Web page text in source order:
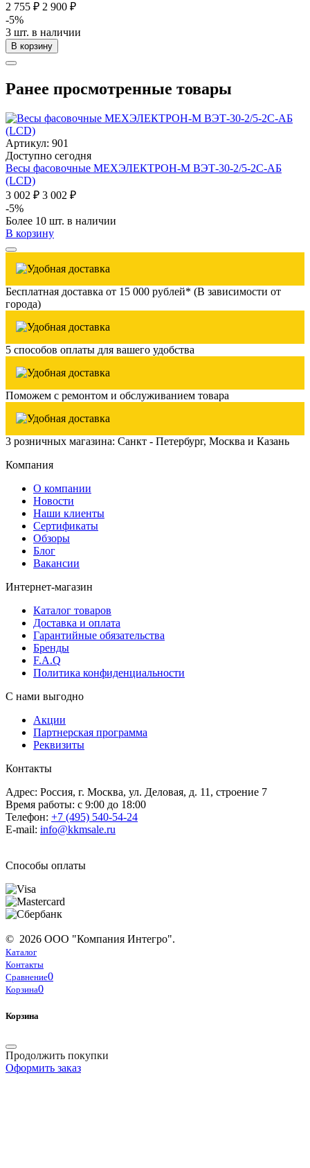
2 755 ₽ 2 900 ₽
-5%
3 шт. в наличии
В корзину
Ранее просмотренные товары
Артикул: 901
Доступно сегодня
Весы фасовочные МЕХЭЛЕКТРОН-М ВЭТ-30-2/5-2С-АБ
(LCD)
3 002 ₽ 3 002 ₽
-5%
Более 10 шт. в наличии
В корзину
Бесплатная доставка от 15 000 рублей* (В зависимости от
города)
5 способов оплаты для вашего удобства
Поможем с ремонтом и обслуживанием товара
3 розничных магазина: Санкт - Петербург, Москва и Казань
Компания
О компании
Новости
Наши клиенты
Сертификаты
Обзоры
Блог
Вакансии
Интернет-магазин
Каталог товаров
Доставка и оплата
Гарантийные обязательства
Бренды
F.A.Q
Политика конфиденциальности
С нами выгодно
Акции
Партнерская программа
Реквизиты
Контакты
Адрес: Россия, г. Москва, ул. Деловая, д. 11, строение 7
Время работы: с 9:00 до 18:00
Телефон: +7 (495) 540-54-24
E-mail: info@kkmsale.ru
Способы оплаты
© 2026 ООО "Компания Интегро".
Каталог
Контакты
Сравнение0
Корзина0
Корзина
Продолжить покупки
Оформить заказ